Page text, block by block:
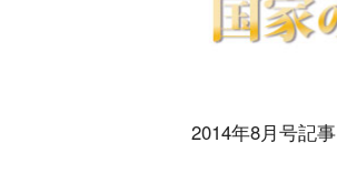
2014年8月号記事